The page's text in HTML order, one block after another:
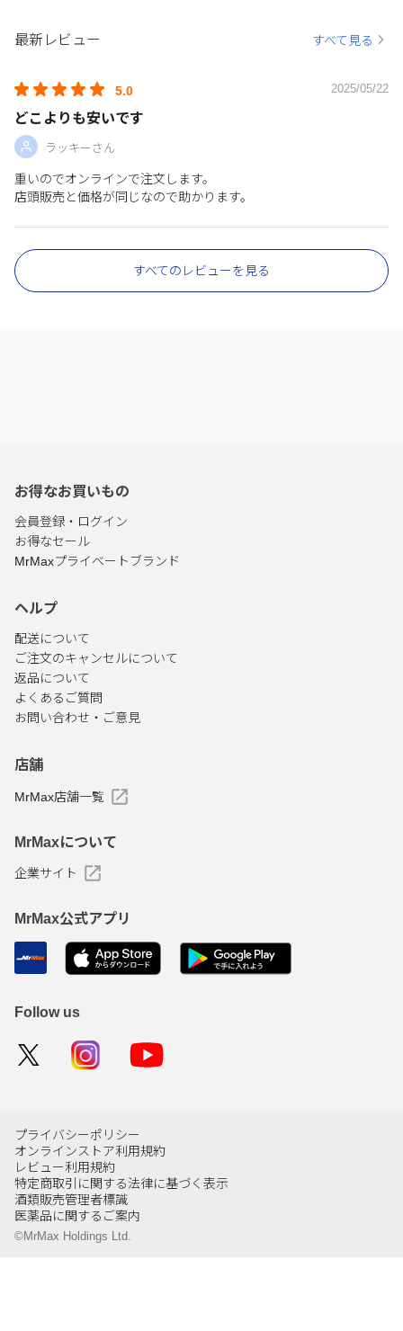
最新レビュー すべて見る
5.0 2025/05/22
どこよりも安いです
ラッキーさん
重いのでオンラインで注文します。
店頭販売と価格が同じなので助かります。
すべてのレビューを見る
お得なお買いもの
会員登録・ログイン
お得なセール
MrMaxプライベートブランド
ヘルプ
配送について
ご注文のキャンセルについて
返品について
よくあるご質問
お問い合わせ・ご意見
店舗
MrMax店舗一覧
MrMaxについて
企業サイト
MrMax公式アプリ
Follow us
プライバシーポリシー
オンラインストア利用規約
レビュー利用規約
特定商取引に関する法律に基づく表示
酒類販売管理者標識
医薬品に関するご案内
©MrMax Holdings Ltd.